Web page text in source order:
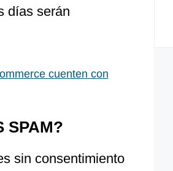
días serán
cuenten con
SPAM?
sin consentimiento